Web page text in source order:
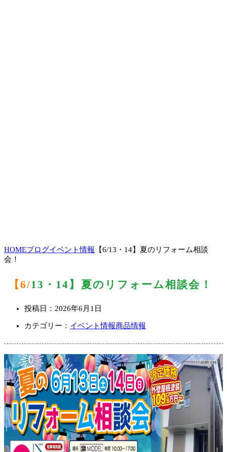
HOMEブログイベント情報 【6/13・14】夏のリフォーム相談
会！
【6/13・14】夏のリフォーム相談会！
投稿日： 2026年6月1日
カテゴリー： イベント情報商品情報